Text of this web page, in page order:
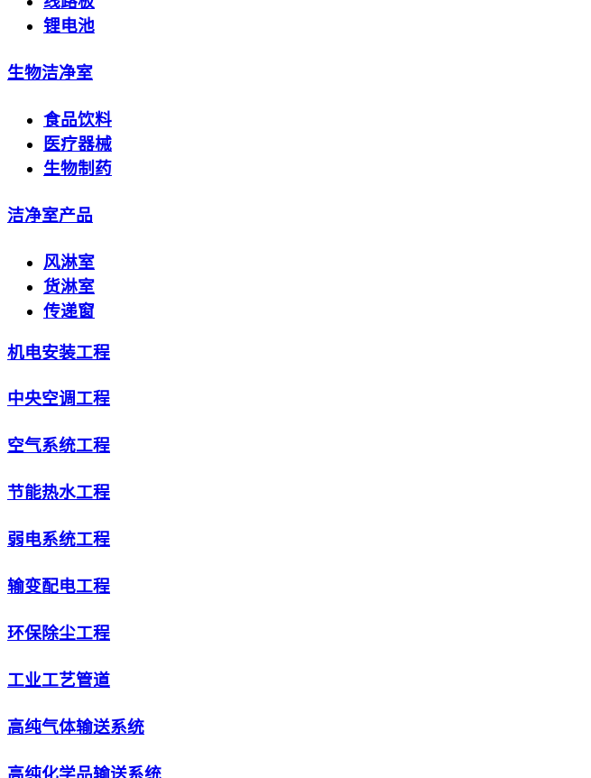
锂电池
生物洁净室
食品饮料
医疗器械
生物制药
洁净室产品
风淋室
货淋室
传递窗
机电安装工程
中央空调工程
空气系统工程
节能热水工程
弱电系统工程
输变配电工程
环保除尘工程
工业工艺管道
高纯气体输送系统
高纯化学品输送系统